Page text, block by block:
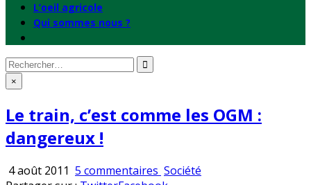
L’oeil agricole
Qui sommes nous ?
Rechercher
: ×
Le train, c’est comme les OGM :
dangereux !
4 août 2011 5 commentaires sur
Publié
Société